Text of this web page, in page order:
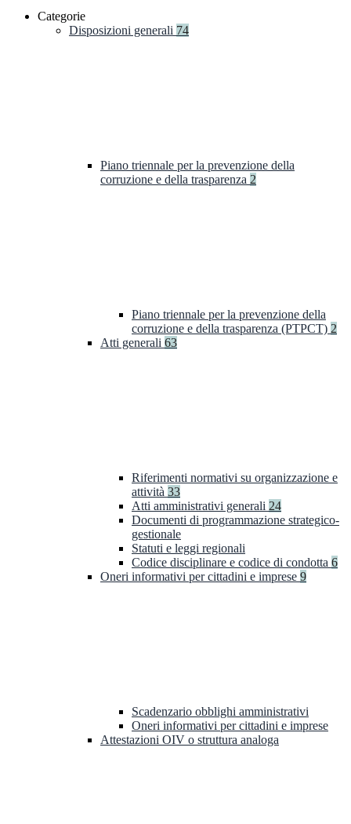
Categorie
Disposizioni generali 74
Piano triennale per la prevenzione della
corruzione e della trasparenza 2
Piano triennale per la prevenzione della
corruzione e della trasparenza (PTPCT) 2
Atti generali 63
Riferimenti normativi su organizzazione e
attività 33
Atti amministrativi generali 24
Documenti di programmazione strategico-
gestionale
Statuti e leggi regionali
Codice disciplinare e codice di condotta 6
Oneri informativi per cittadini e imprese 9
Scadenzario obblighi amministrativi
Oneri informativi per cittadini e imprese
Attestazioni OIV o struttura analoga